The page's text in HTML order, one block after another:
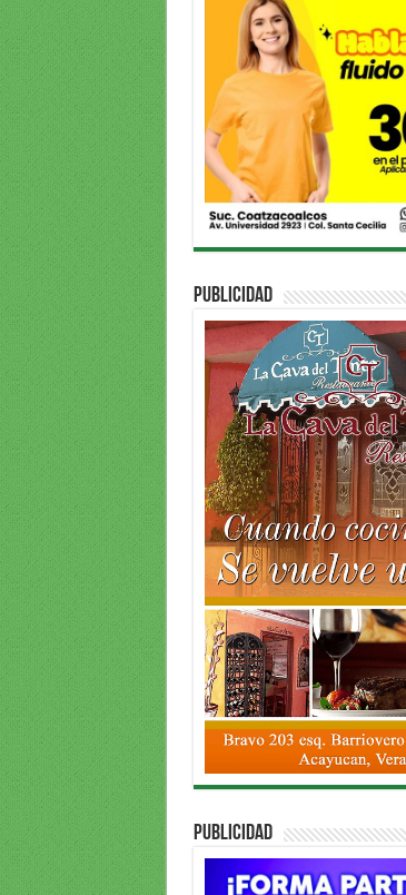
PUBLICIDAD
PUBLICIDAD